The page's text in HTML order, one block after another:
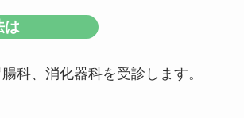
は
科、消化器科を受診します。